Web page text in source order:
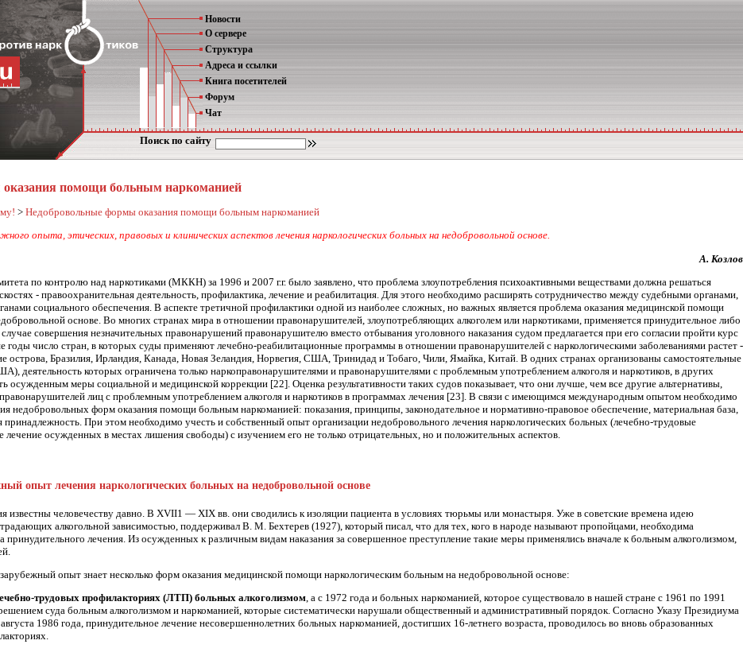
Новости
О сервере
Структура
Адреса и ссылки
Книга посетителей
Форум
Чат
Поиск по сайту
помощи больным наркоманией
> Недобровольные формы оказания помощи больным наркоманией
опыта, этических, правовых и клинических аспектов лечения наркологических больных на недобровольной основе.
А. Козлов
по контролю над наркотиками (МККН) за 1996 и 2007 г.г. было заявлено, что проблема злоупотребления психоактивными веществами должна решаться
- правоохранительная деятельность, профилактика, лечение и реабилитация. Для этого необходимо расширять сотрудничество между судебными органами,
социального обеспечения. В аспекте третичной профилактики одной из наиболее сложных, но важных является проблема оказания медицинской помощи
основе. Во многих странах мира в отношении правонарушителей, злоупотребляющих алкоголем или наркотиками, применяется принудительное либо
случае совершения незначительных правонарушений правонарушителю вместо отбывания уголовного наказания судом предлагается при его согласии пройти курс
годы число стран, в которых суды применяют лечебно-реабилитационные программы в отношении правонарушителей с наркологическими заболеваниями растет -
острова, Бразилия, Ирландия, Канада, Новая Зеландия, Норвегия, США, Тринидад и Тобаго, Чили, Ямайка, Китай. В одних странах организованы самостоятельные
деятельность которых ограничена только наркоправонарушителями и правонарушителями с проблемным употреблением алкоголя и наркотиков, в других
осужденным меры социальной и медицинской коррекции [22]. Оценка результативности таких судов показывает, что они лучше, чем все другие альтернативы,
лиц с проблемным употреблением алкоголя и наркотиков в программах лечения [23]. В связи с имеющимся международным опытом необходимо
недобровольных форм оказания помощи больным наркоманией: показания, принципы, законодательное и нормативно-правовое обеспечение, материальная база,
принадлежность. При этом необходимо учесть и собственный опыт организации недобровольного лечения наркологических больных (лечебно-трудовые
лечение осужденных в местах лишения свободы) с изучением его не только отрицательных, но и положительных аспектов.
опыт лечения наркологических больных на недобровольной основе
известны человечеству давно. В XVII1 — XIX вв. они сводились к изоляции пациента в условиях тюрьмы или монастыря. Уже в советские времена идею
алкогольной зависимостью, поддерживал В. М. Бехтерев (1927), который писал, что для тех, кого в народе называют пропойцами, необходима
лечения. Из осужденных к различным видам наказания за совершенное преступление такие меры применялись вначале к больным алкоголизмом,
опыт знает несколько форм оказания медицинской помощи наркологическим больным на недобровольной основе:
трудовых профилакториях (ЛТП) больных алкоголизмом, а с 1972 года и больных наркоманией, которое существовало в нашей стране с 1961 по 1991
суда больным алкоголизмом и наркоманией, которые систематически нарушали общественный и административный порядок. Согласно Указу Президиума
1986 года, принудительное лечение несовершеннолетних больных наркоманией, достигших 16-летнего возраста, проводилось во вновь образованных